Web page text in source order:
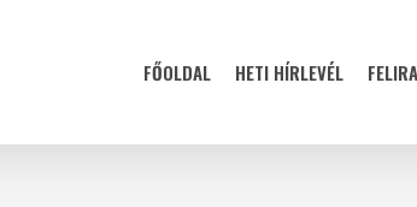
FŐOLDAL HETI HÍRLEVÉL